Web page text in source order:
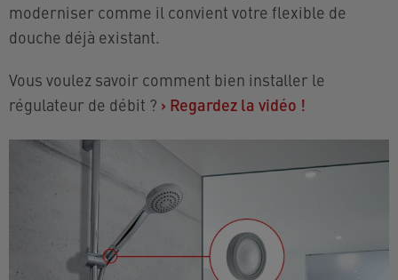
moderniser comme il convient votre flexible de
douche déjà existant.
Vous voulez savoir comment bien installer le
régulateur de débit ? › Regardez la vidéo !